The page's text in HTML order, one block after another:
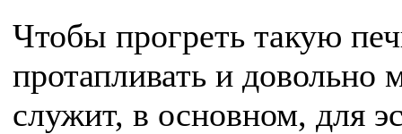
Чтобы прогреть такую
протапливать и довольно
служит, в основном, для